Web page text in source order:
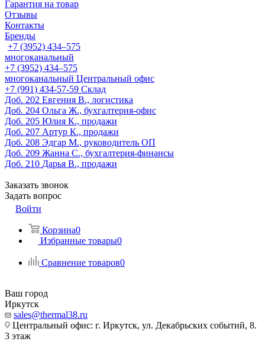
Гарантия на товар
Отзывы
Контакты
Бренды
+7 (3952) 434‒575
многоканальный
+7 (3952) 434‒575
многоканальный Центральный офис
‎+7 (991) 434-57-59 Склад
Доб. 202 Евгения В., логистика
Доб. 204 Ольга Ж., бухгалтерия-офис
Доб. 205 Юлия К., продажи
Доб. 207 Артур К., продажи
Доб. 208 Эдгар М., руководитель ОП
Доб. 209 Жанна С., бухгалтерия-финансы
Доб. 210 Дарья В., продажи
Заказать звонок
Задать вопрос
Войти
Корзина0
Избранные товары0
Сравнение товаров0
Ваш город
Иркутск
sales@thermal38.ru
Центральный офис: г. Иркутск, ул. Декабрьских событий, 8.
3 этаж